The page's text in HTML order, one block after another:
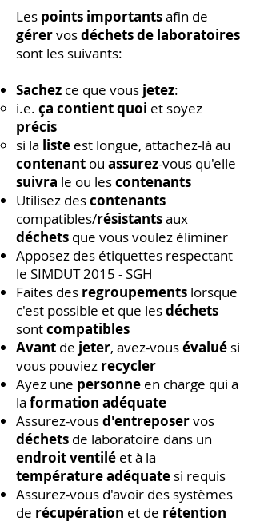
Les points importantsafin de
gérervosdéchets de laboratoires
sont les suivants:​
Sachez ce que vous jetez:
i.e. ça contient quoi et soyez
précis
si la liste est longue, attachez-là au
contenant ou assurez-vous qu'elle
suivra le ou lescontenants
Utilisez descontenants
compatibles/résistantsaux
déchets que vous voulez éliminer
Apposez des étiquettes respectant
le SIMDUT 2015 - SGH
Faites des regroupements lorsque
c'est possible et que lesdéchets
sontcompatibles
Avant de jeter, avez-vousévalué si
vous pouviez recycler
Ayez une personne en charge qui a
la formation adéquate
Assurez-vousd'entreposervos
déchets de laboratoire dans un
endroit ventilé et à la
température adéquate si requis
Assurez-vous d'avoir des systèmes
de récupération et de rétention